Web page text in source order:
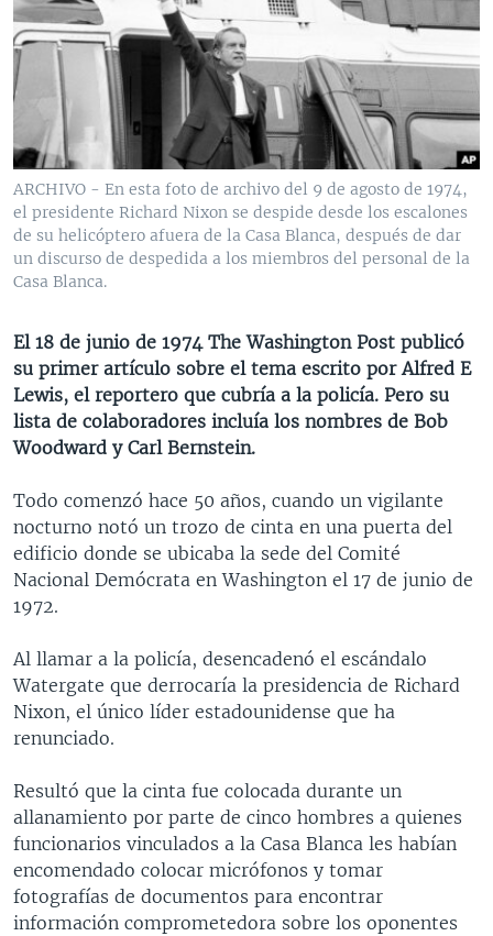
VENEZUELA
BRASIL
NICARAGUA
ECONOMÍA
ENTRETENIMIENTO Y CULTURA
TECNOLOGÍA
DEPORTES
MULTIMEDIA
VIDEOS
FOTOGRAFÍA
AUDIOS
PROGRAMAS TV
EL MUNDO AL DÍA
FORO INTERAMERICANO
LAS CLAVES
PANORAMA
RADIO
AVANCE INFORMATIVO
BUENOS DÍAS AMÉRICA
ESTADOS UNIDOS AL DÍA
FORO [RADIO]
DEPORTIVO INTERNACIONAL
NOTA ECONÓMICA
ENTRETENIMIENTO
DIRECT
Learning English
Idiomas
ARCHIVO - En esta foto de archivo del 9 de agosto de 1974,
el presidente Richard Nixon se despide desde los escalones
de su helicóptero afuera de la Casa Blanca, después de dar
un discurso de despedida a los miembros del personal de la
Casa Blanca.
El 18 de junio de 1974 The Washington Post publicó
su primer artículo sobre el tema escrito por Alfred E
Lewis, el reportero que cubría a la policía. Pero su
lista de colaboradores incluía los nombres de Bob
Woodward y Carl Bernstein.
Todo comenzó hace 50 años, cuando un vigilante
nocturno notó un trozo de cinta en una puerta del
edificio donde se ubicaba la sede del Comité
Nacional Demócrata en Washington el 17 de junio de
1972.
Al llamar a la policía, desencadenó el escándalo
Watergate que derrocaría la presidencia de Richard
Nixon, el único líder estadounidense que ha
renunciado.
Resultó que la cinta fue colocada durante un
allanamiento por parte de cinco hombres a quienes
funcionarios vinculados a la Casa Blanca les habían
encomendado colocar micrófonos y tomar
fotografías de documentos para encontrar
información comprometedora sobre los oponentes